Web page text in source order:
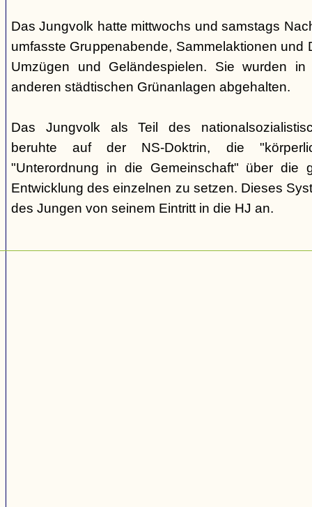
Das Jungvolk hatte mittwochs und samstags
umfasste Gruppenabende, Sammelaktionen und
Umzügen und Geländespielen. Sie wurden
anderen städtischen Grünanlagen abgehalten.
Das Jungvolk als Teil des
beruhte auf der NS-Doktrin, die
"Unterordnung in die Gemeinschaft" über die
Entwicklung des einzelnen zu setzen. Dieses
des Jungen von seinem Eintritt in die HJ an.